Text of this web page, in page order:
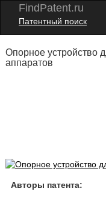
FindPatent.ru
Патентный поиск
Опорное устройство
аппаратов
Авторы патента: